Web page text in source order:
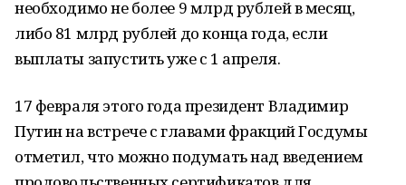
необходимо не более 9 млрд рублей в месяц,
либо 81 млрд рублей до конца года, если
выплаты запустить уже с 1 апреля.
17 февраля этого года президент Владимир
Путин на встрече с главами фракций Госдумы
отметил, что можно подумать над введением